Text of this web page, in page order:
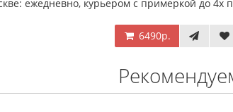
ежедневно, курьером с примеркой до 4х
6490р.